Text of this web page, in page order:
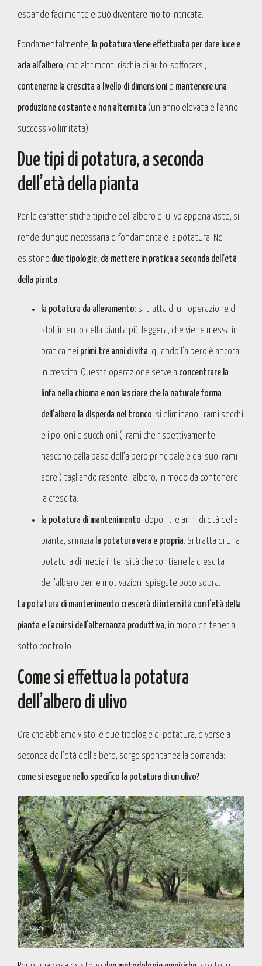
espande facilmente e può diventare molto intricata.
Fondamentalmente, la potatura viene effettuata per dare luce e
aria all’albero, che altrimenti rischia di auto-soffocarsi,
contenerne la crescita a livello di dimensioni e mantenere una
produzione costante e non alternata (un anno elevata e l’anno
successivo limitata).
Due tipi di potatura, a seconda
dell’età della pianta
Per le caratteristiche tipiche dell’albero di ulivo appena viste, si
rende dunque necessaria e fondamentale la potatura. Ne
esistono due tipologie, da mettere in pratica a seconda dell’età
della pianta:
la potatura da allevamento: si tratta di un’operazione di
sfoltimento della pianta più leggera, che viene messa in
pratica nei primi tre anni di vita, quando l’albero è ancora
in crescita. Questa operazione serve a concentrare la
linfa nella chioma e non lasciare che la naturale forma
dell’albero la disperda nel tronco: si eliminano i rami secchi
e i polloni e succhioni (i rami che rispettivamente
nascono dalla base dell’albero principale e dai suoi rami
aerei) tagliando rasente l’albero, in modo da contenere
la crescita.
la potatura di mantenimento: dopo i tre anni di età della
pianta, si inizia la potatura vera e propria. Si tratta di una
potatura di media intensità che contiene la crescita
dell’albero per le motivazioni spiegate poco sopra.
La potatura di mantenimento crescerà di intensità con l’età della
pianta e l’acuirsi dell’alternanza produttiva, in modo da tenerla
sotto controllo.
Come si effettua la potatura
dell’albero di ulivo
Ora che abbiamo visto le due tipologie di potatura, diverse a
seconda dell’età dell’albero, sorge spontanea la domanda:
come si esegue nello specifico la potatura di un ulivo?